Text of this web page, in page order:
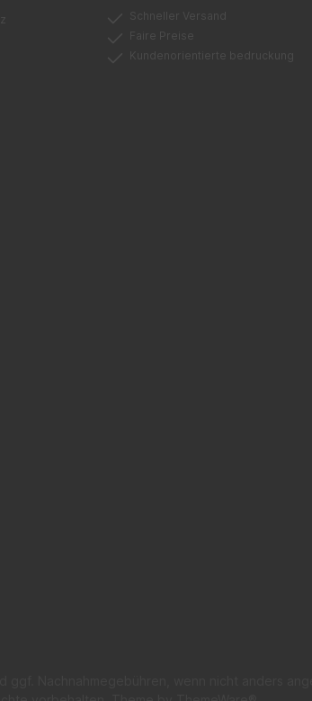
Schneller Versand
Faire Preise
Kundenorientierte bedruckung